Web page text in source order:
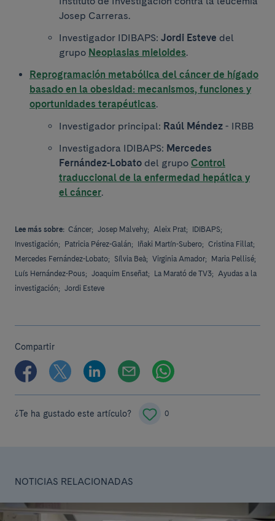
Josep Carreras.
Investigador IDIBAPS: Jordi Esteve del
grupo Neoplasias mieloides.
Reprogramación metabólica del cáncer de hígado
basado en la obesidad: mecanismos, funciones y
oportunidades terapéuticas.
Investigador principal: Raúl Méndez - IRBB
Investigadora IDIBAPS: Mercedes
Fernández-Lobato del grupo Control
traduccional de la enfermedad hepática y
el cáncer.
Lee más sobre: Cáncer; Josep Malvehy; Aleix Prat;
IDIBAPS;
Investigación;
Patricia Pérez-Galán; Iñaki Martín-Subero; Cristina Fillat;
Mercedes Fernández-Lobato;
Sílvia Beà; Virginia Amador;
Maria Pellisé;
Luís Hernández-Pous; Joaquim Enseñat; La Marató de TV3; Ayudas a la
investigación; Jordi Esteve
Compartir
¿Te ha gustado este artículo? 0
NOTICIAS RELACIONADAS